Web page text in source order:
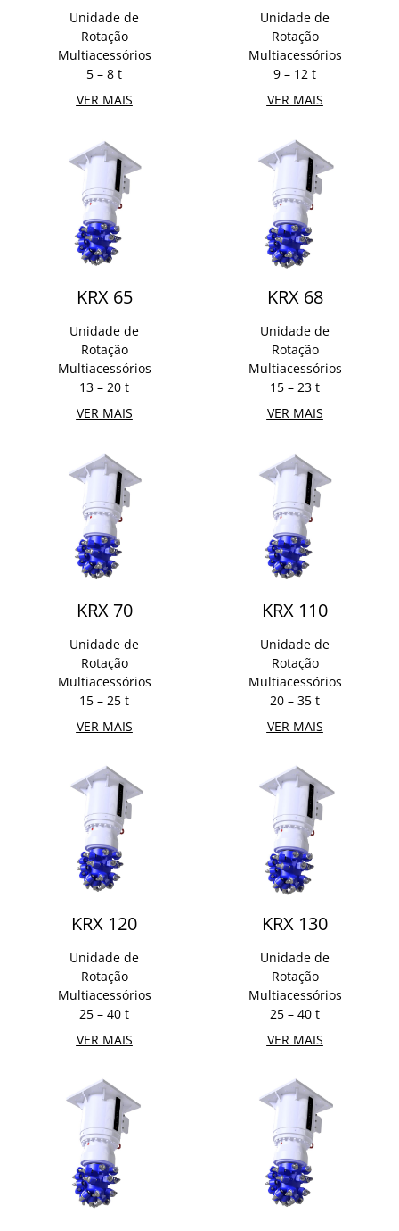
Unidade de
Rotação
Multiacessórios
5 – 8 t
VER MAIS
Unidade de
Rotação
Multiacessórios
9 – 12 t
VER MAIS
KRX 65
Unidade de
Rotação
Multiacessórios
13 – 20 t
VER MAIS
KRX 68
Unidade de
Rotação
Multiacessórios
15 – 23 t
VER MAIS
KRX 70
Unidade de
Rotação
Multiacessórios
15 – 25 t
VER MAIS
KRX 110
Unidade de
Rotação
Multiacessórios
20 – 35 t
VER MAIS
KRX 120
Unidade de
Rotação
Multiacessórios
25 – 40 t
VER MAIS
KRX 130
Unidade de
Rotação
Multiacessórios
25 – 40 t
VER MAIS